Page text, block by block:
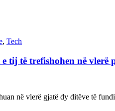
, Tech
tij të trefishohen në
në vlerë gjatë dy ditëve të